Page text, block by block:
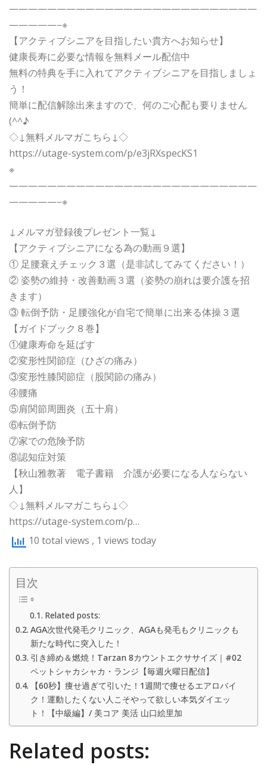
——————————————————————————
—————–※
【アクティブシニアを目指したい貴方へお知らせ】
健康長寿に必要な情報を無料メール配信中
無料の特典を手に入れてアクティブシニアを目指しましょ
う！
簡単に配信解除出来ますので、何のご心配も要りません
(^^♪
◇↓無料メルマガこちら↓◇
https://utage-system.com/p/e3jRXspecKS1
※
——————————————————————————
—————–※
↓メルマガ登録後プレゼント一覧↓
【アクティブシニアになる為の動画９選】
① 足腰衰えチェック３選（是非試してみてください！）
② 姿勢の維持・改善動画３選（姿勢の崩れは要介護を招
きます）
③ 転倒予防・足腰強化が自宅で簡単に出来る体操３選
【ガイドブック８巻】
①健康寿命を延ばす
②変形性関節症（ひざの痛み）
③変形性膝関節症（股関節の痛み）
④腰痛
⑤肩関節周囲炎（五十肩）
⑥転倒予防
⑦家での危険予防
⑧認知症対策
【秋山雅教著 電子書籍 介護が必要になる人ならない
人】
◇↓無料メルマガこちら↓◇
https://utage-system.com/p…
10 total views , 1 views today
目次
Related posts:
AGA次世代発毛クリニック、AGAも発毛もクリニックも
新たな時代に突入した！
引き締め＆燃焼！Tarzan 8カウントエクササイズ｜#02
ペットシャカシャカ・ランジ【毎週火曜日配信】
【60秒】痩せ過ぎて引いた！1週間で痩せるエアロバイ
ク！運動したくない人こそやって欲しい本気ダイエッ
ト！【中級編】/ 美コア 美活 山口絵里加
Related posts: